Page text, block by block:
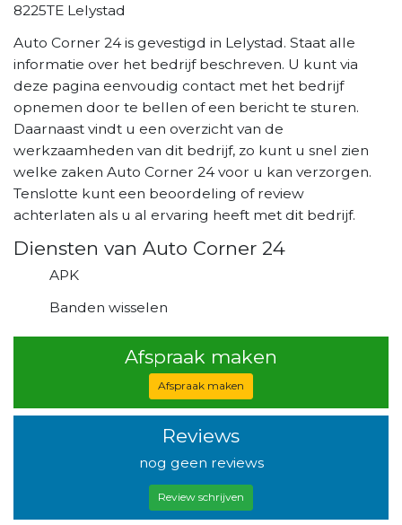
8225TE Lelystad
Auto Corner 24 is gevestigd in Lelystad. Staat alle
informatie over het bedrijf beschreven. U kunt via
deze pagina eenvoudig contact met het bedrijf
opnemen door te bellen of een bericht te sturen.
Daarnaast vindt u een overzicht van de
werkzaamheden van dit bedrijf, zo kunt u snel zien
welke zaken Auto Corner 24 voor u kan verzorgen.
Tenslotte kunt een beoordeling of review
achterlaten als u al ervaring heeft met dit bedrijf.
Diensten van Auto Corner 24
APK
Banden wisselen
Afspraak maken
Afspraak maken
Reviews
nog geen reviews
Review schrijven